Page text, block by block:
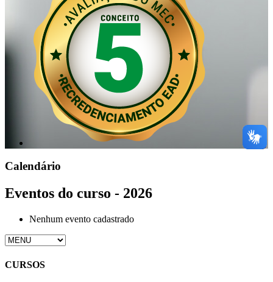
Calendário
Eventos do curso - 2026
Nenhum evento cadastrado
CURSOS